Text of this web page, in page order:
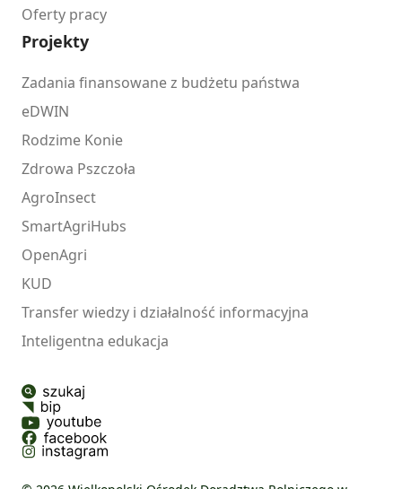
Oferty pracy
Projekty
Zadania finansowane z budżetu państwa
eDWIN
Rodzime Konie
Zdrowa Pszczoła
AgroInsect
SmartAgriHubs
OpenAgri
KUD
Transfer wiedzy i działalność informacyjna
Inteligentna edukacja